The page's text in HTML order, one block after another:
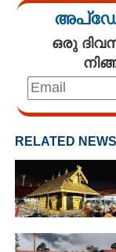
ഒരു
RELATED NEWS